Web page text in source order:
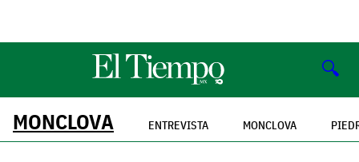
🔍
MONCLOVA ENTREVISTA MONCLOVA